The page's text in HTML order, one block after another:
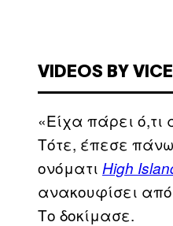
VIDEOS BY VICE
«Είχα πάρει ό,τι
Τότε, έπεσε
ονόματι High
ανακουφίσει
Το δοκίμασε.